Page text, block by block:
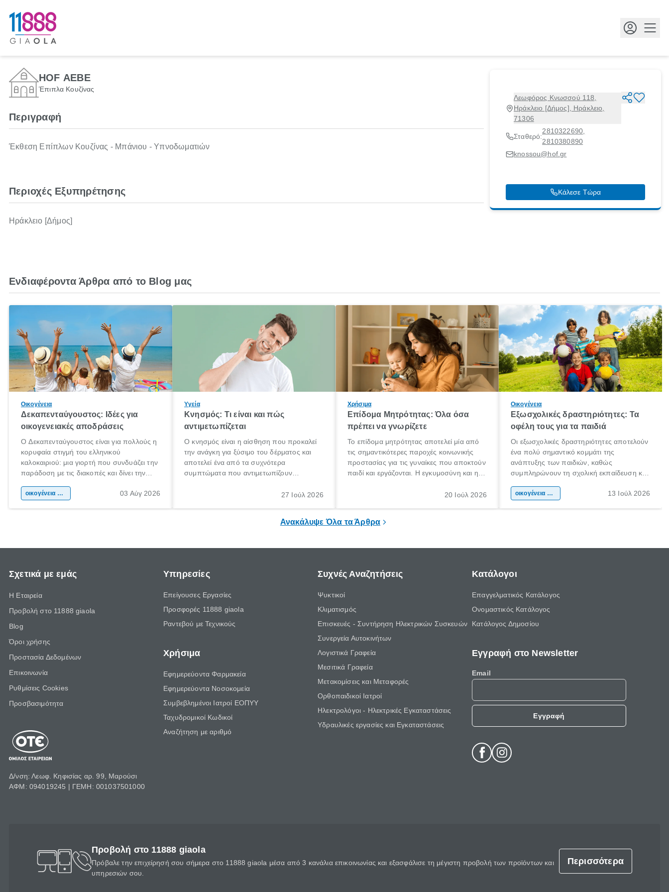
HOF ΑΕΒΕ
Έπιπλα Κουζίνας
Λεωφόρος Κνωσσού 118,
Ηράκλειο [Δήμος], Ηράκλειο,
71306
Σταθερό:
2810322690
2810380890
knossou@hof.gr
Κάλεσε Τώρα
Περιγραφή
Έκθεση Επίπλων Κουζίνας - Μπάνιου - Υπνοδωματιών
Περιοχές Εξυπηρέτησης
Ηράκλειο [Δήμος]
Ενδιαφέροντα Άρθρα από το Blog μας
Οικογένεια
Δεκαπενταύγουστος: Ιδέες για
οικογενειακές αποδράσεις
Ο Δεκαπενταύγουστος είναι για πολλούς η
κορυφαία στιγμή του ελληνικού
καλοκαιριού: μια γιορτή που συνδυάζει την
παράδοση με τις διακοπές και δίνει την
χώρας. Είτε πρόκειται για λίγες μέρες
οικογένεια & παιδί 03 Αύγ 2026
Υγεία
Κνησμός: Τι είναι και πώς
αντιμετωπίζεται
Ο κνησμός είναι η αίσθηση που προκαλεί
την ανάγκη για ξύσιμο του δέρματος και
αποτελεί ένα από τα συχνότερα
συμπτώματα που αντιμετωπίζουν
πληροφορίες για το «κνησμός τι είναι»,
27 Ιούλ 2026
Χρήσιμα
Επίδομα Μητρότητας: Όλα όσα
πρέπει να γνωρίζετε
Το επίδομα μητρότητας αποτελεί μία από
τις σημαντικότερες παροχές κοινωνικής
προστασίας για τις γυναίκες που αποκτούν
παιδί και εργάζονται. Η εγκυμοσύνη και η
σημαντική περίοδος στη ζωή κάθε20 Ιούλ 2026
Οικογένεια
Εξωσχολικές δραστηριότητες: Τα
οφέλη τους για τα παιδιά
Οι εξωσχολικές δραστηριότητες αποτελούν
ένα πολύ σημαντικό κομμάτι της
ανάπτυξης των παιδιών, καθώς
συμπληρώνουν τη σχολική εκπαίδευση και
της προσωπικότητας, της κοινωνικότητας
οικογένεια & παιδί 13 Ιούλ 2026
Ανακάλυψε Όλα τα Άρθρα
Σχετικά με εμάς
Η Εταιρεία
Προβολή στο 11888 giaola
Blog
Όροι χρήσης
Προστασία Δεδομένων
Επικοινωνία
Ρυθμίσεις Cookies
Προσβασιμότητα
Δ/νση: Λεωφ. Κηφισίας αρ. 99, Μαρούσι
ΑΦΜ: 094019245 | ΓΕΜΗ: 001037501000
Υπηρεσίες
Επείγουσες Εργασίες
Προσφορές 11888 giaola
Ραντεβού με Τεχνικούς
Χρήσιμα
Εφημερεύοντα Φαρμακεία
Εφημερεύοντα Νοσοκομεία
Συμβεβλημένοι Ιατροί ΕΟΠΥΥ
Ταχυδρομικοί Κωδικοί
Αναζήτηση με αριθμό
Συχνές Αναζητήσεις
Ψυκτικοί
Κλιματισμός
Επισκευές - Συντήρηση Ηλεκτρικών Συσκευών
Συνεργεία Αυτοκινήτων
Λογιστικά Γραφεία
Μεσιτικά Γραφεία
Μετακομίσεις και Μεταφορές
Ορθοπαιδικοί Ιατροί
Ηλεκτρολόγοι - Ηλεκτρικές Εγκαταστάσεις
Υδραυλικές εργασίες και Εγκαταστάσεις
Κατάλογοι
Επαγγελματικός Κατάλογος
Ονομαστικός Κατάλογος
Κατάλογος Δημοσίου
Εγγραφή στο Newsletter
Email
Εγγραφή
Προβολή στο 11888 giaola
Πρόβαλε την επιχείρησή σου σήμερα στο 11888 giaola μέσα από 3 κανάλια επικοινωνίας και εξασφάλισε τη μέγιστη προβολή των προϊόντων και
υπηρεσιών σου.
Περισσότερα